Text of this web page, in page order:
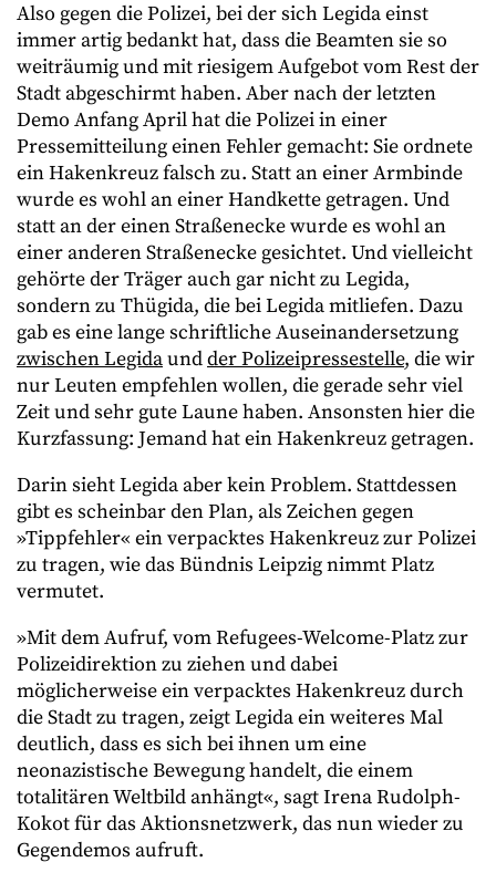
Also gegen die Polizei, bei der sich Legida einst
immer artig bedankt hat, dass die Beamten sie so
weiträumig und mit riesigem Aufgebot vom Rest der
Stadt abgeschirmt haben. Aber nach der letzten
Demo Anfang April hat die Polizei in einer
Pressemitteilung einen Fehler gemacht: Sie ordnete
ein Hakenkreuz falsch zu. Statt an einer Armbinde
wurde es wohl an einer Handkette getragen. Und
statt an der einen Straßenecke wurde es wohl an
einer anderen Straßenecke gesichtet. Und vielleicht
gehörte der Träger auch gar nicht zu Legida,
sondern zu Thügida, die bei Legida mitliefen. Dazu
gab es eine lange schriftliche Auseinandersetzung
zwischen Legidaundder Polizeipressestelle, die wir
nur Leuten empfehlen wollen, die gerade sehr viel
Zeit und sehr gute Laune haben. Ansonsten hier die
Kurzfassung: Jemand hat ein Hakenkreuz getragen.
Darin sieht Legida aber kein Problem. Stattdessen
gibt es scheinbar den Plan, als Zeichen gegen
»Tippfehler« ein verpacktes Hakenkreuz zur Polizei
zu tragen, wie das Bündnis Leipzig nimmt Platz
vermutet.
»Mit dem Aufruf, vom Refugees-Welcome-Platz zur
Polizeidirektion zu ziehen und dabei
möglicherweise ein verpacktes Hakenkreuz durch
die Stadt zu tragen, zeigt Legida ein weiteres Mal
deutlich, dass es sich bei ihnen um eine
neonazistische Bewegung handelt, die einem
totalitären Weltbild anhängt«, sagt Irena Rudolph-
Kokot für das Aktionsnetzwerk, das nun wieder zu
Gegendemos aufruft.